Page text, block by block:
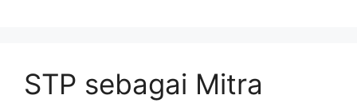
STP sebagai Mitra